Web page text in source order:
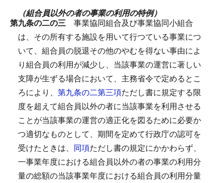
（組合員以外の者の事業の利用の特例）
第九条の二の三 事業協同組合及び事業協同小組合
は、その所有する施設を用いて行つている事業につ
いて、組合員の脱退その他のやむを得ない事由によ
り組合員の利用が減少し、当該事業の運営に著しい
支障が生ずる場合において、主務省令で定めるとこ
ろにより、 第九条の二第三項ただし書に規定する限
度を超えて組合員以外の者に当該事業を利用させる
ことが当該事業の運営の適正化を図るために必要か
つ適切なものとして、期間を定めて行政庁の認可を
受けたときは、 同項ただし書の規定にかかわらず、
一事業年度における組合員以外の者の事業の利用分
量の総額の当該事業年度における組合員の利用分量